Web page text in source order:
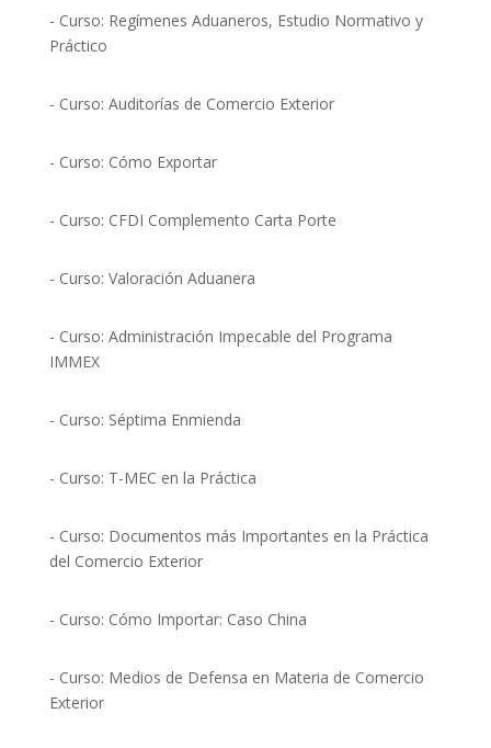
- Curso: Regímenes Aduaneros, Estudio Normativo y
Práctico
- Curso: Auditorías de Comercio Exterior
- Curso: Cómo Exportar
- Curso: CFDI Complemento Carta Porte
- Curso: Valoración Aduanera
- Curso: Administración Impecable del Programa
IMMEX
- Curso: Séptima Enmienda
- Curso: T-MEC en la Práctica
- Curso: Documentos más Importantes en la Práctica
del Comercio Exterior
- Curso: Cómo Importar: Caso China
- Curso: Medios de Defensa en Materia de Comercio
Exterior